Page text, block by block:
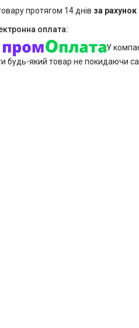
протягом 14 днів за
У
будь-який товар не покидаючи